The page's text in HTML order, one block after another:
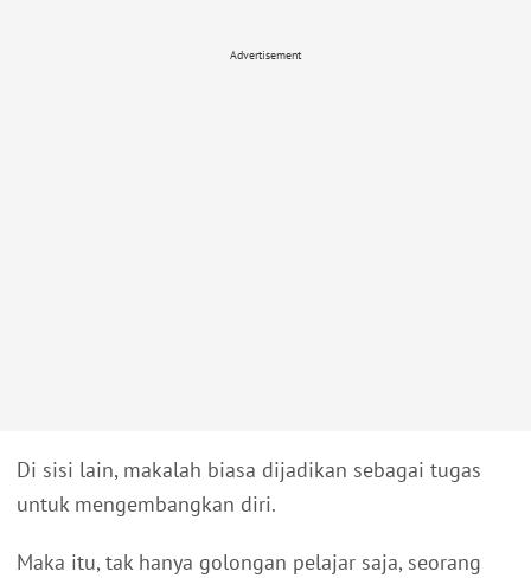
Advertisement
Di sisi lain, makalah biasa dijadikan sebagai tugas
untuk mengembangkan diri.
Maka itu, tak hanya golongan pelajar saja, seorang